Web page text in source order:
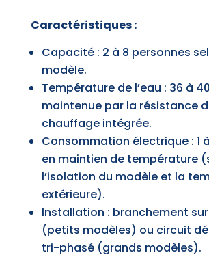
Caractéristiques :
Capacité : 2 à 8 personnes
modèle.
Température de l’eau : 36 à
maintenue par la résistance
chauffage intégrée.
Consommation électrique : 1
en maintien de température
l’isolation du modèle et la
extérieure).
Installation : branchement
(petits modèles) ou circuit
tri-phasé (grands modèles).